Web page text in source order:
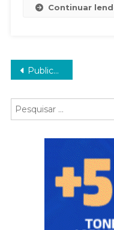
Continuar
Navegação
por
posts
Publicações mais antigas